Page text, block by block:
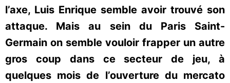
l’axe, Luis Enrique semble avoir trouvé son
attaque. Mais au sein du Paris Saint-
Germain on semble vouloir frapper un autre
gros coup dans ce secteur de jeu, à
quelques mois de l’ouverture du mercato